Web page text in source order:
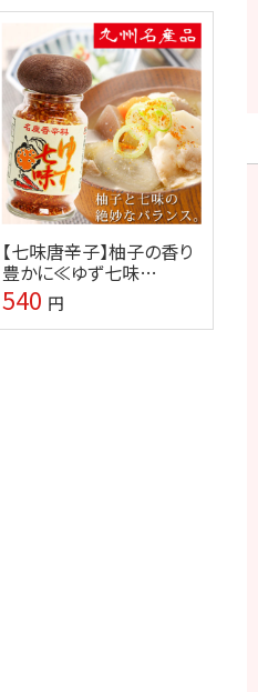
【七味唐辛子】柚子の香り
豊かに≪ゆず七味
25g≫【九州くまもとの老
舗みそ・醤油屋☆ホシサ
ン】
540 円